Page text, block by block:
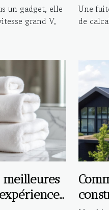
un gadget, elle
grand V,
Une
de